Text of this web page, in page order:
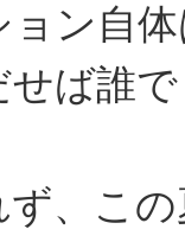
ョン自
せば誰
、こ